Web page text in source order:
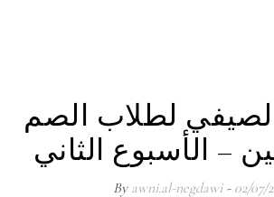
لطلاب الصم
– الأسبوع الثاني
02/07/
- By
awni.al-negdawi